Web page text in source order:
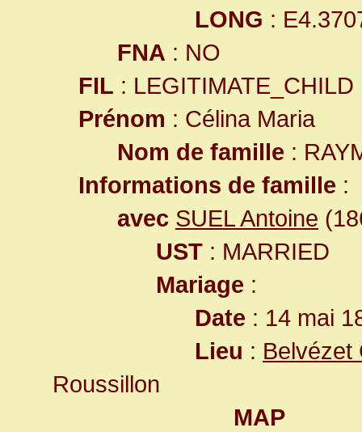
LONG :
FNA : NO
FIL : LEGITIMATE_CHILD
Prénom : Célina Maria
Nom de famille :
Informations de famille :
avec SUEL Antoine
UST : MARRIED
Mariage :
Date : 14 mai
Lieu : Belvézet
Roussillon
MAP